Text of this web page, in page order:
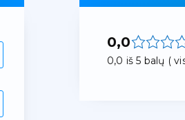
0,0
0,0 iš 5 balų (